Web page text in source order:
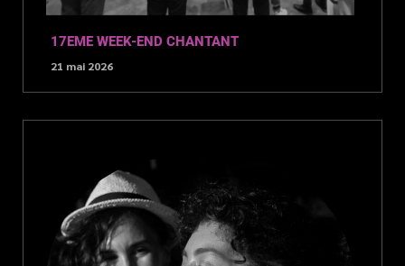
17EME WEEK-END CHANTANT
21 mai 2026